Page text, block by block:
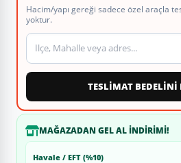
Hacim/yapı gereği sadece özel araçla
yoktur.
Teslimat veya montaj adresi
TESLİMAT BEDELİNİ
MAĞAZADAN GEL AL İNDIRIMI!
Havale / EFT (%10)